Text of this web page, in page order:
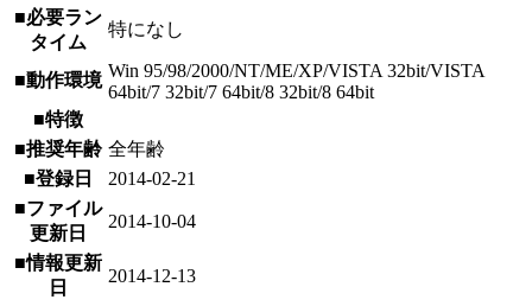
■必要ラン
タイム
特になし
■動作環境 Win 95/98/2000/NT/ME/XP/VISTA 32bit/VISTA
64bit/7 32bit/7 64bit/8 32bit/8 64bit
■特徴
■推奨年齢 全年齢
■登録日
2014-02-21
■ファイル
更新日
2014-10-04
■情報更新
日
2014-12-13